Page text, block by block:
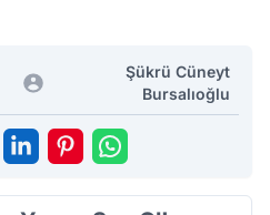
Şükrü Cüneyt
Bursalıoğlu